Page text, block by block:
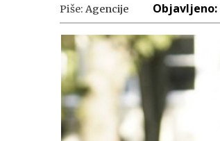
Piše: Agencije Objavljeno: